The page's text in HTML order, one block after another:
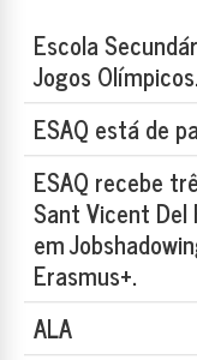
Escola
Jogos Olímpicos.
ESAQ está de
ESAQ recebe
Sant Vicent Del
em
Erasmus+.
ALA